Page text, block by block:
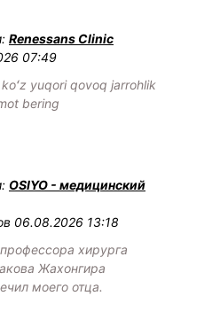
Renessans Clinic
07:49
yuqori qovoq jarrohlik
bering
OSIYO - медицинский
06.08.2026 13:18
хирурга
Жахонгира
моего отца.